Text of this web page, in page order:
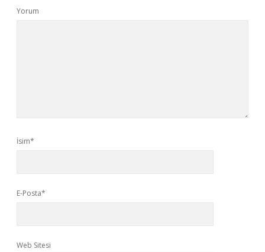
Yorum
İsim*
E-Posta*
Web Sitesi